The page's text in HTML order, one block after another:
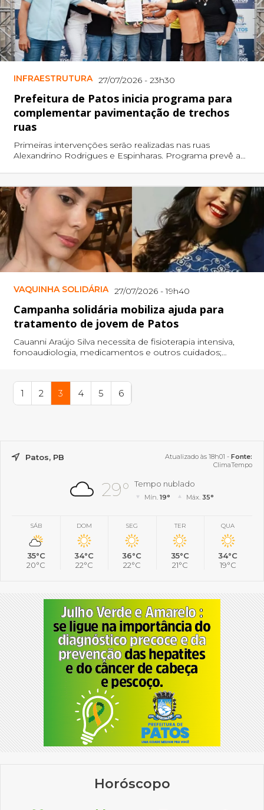
INFRAESTRUTURA 27/07/2026 - 23h30
Prefeitura de Patos inicia programa para
complementar pavimentação de trechos
ruas
Primeiras intervenções serão realizadas nas ruas
Alexandrino Rodrigues e Espinharas. Programa prevê a
VAQUINHA SOLIDÁRIA 27/07/2026 - 19h40
Campanha solidária mobiliza ajuda para
tratamento de jovem de Patos
Cauanni Araújo Silva necessita de fisioterapia intensiva,
fonoaudiologia, medicamentos e outros cuidados;
1 2 3 4 5 6
Patos, PB Atualizado às 18h01 - Fonte:
ClimaTempo
29° Tempo nublado
Mín.19° Máx. 35°
SÁB
35°C
20°C
DOM
34°C
22°C
SEG
36°C
22°C
TER
35°C
21°C
QUA
34°C
19°C
Horóscopo